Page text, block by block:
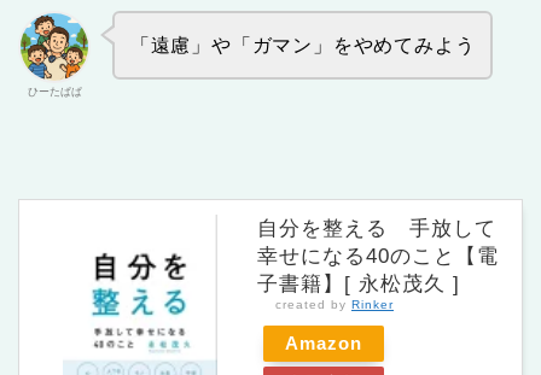
ひーたぱぱ
「遠慮」や「ガマン」をやめてみよう
自分を整える 手放して
幸せになる40のこと【電
子書籍】[ 永松茂久 ]
created by Rinker
Amazon